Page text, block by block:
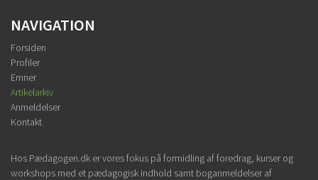
NAVIGATION
Forsiden
Profiler
Emner
Artikelarkiv
Anmeldelser
Kontakt
Hos Pædagogen.dk er vores fokus på formidling af foredrag, kurser og
workshops med et pædagogisk indhold samt boganmeldelser af